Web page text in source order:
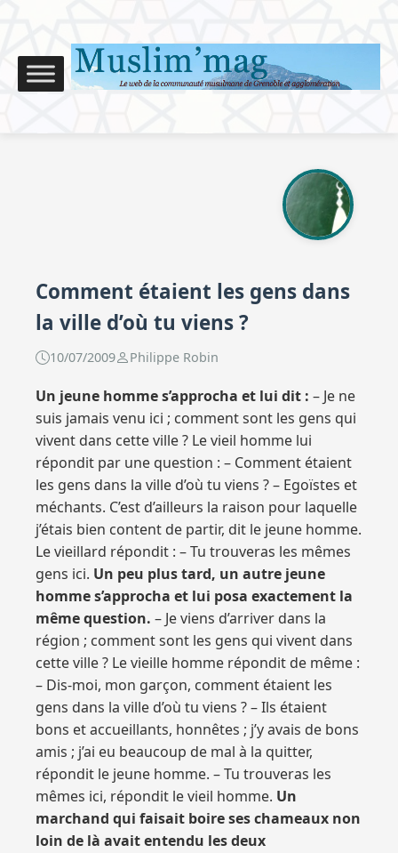
Comment étaient les gens dans
la ville d’où tu viens ?
10/07/2009 Philippe Robin
Un jeune homme s’approcha et lui dit : – Je ne
suis jamais venu ici ; comment sont les gens qui
vivent dans cette ville ? Le vieil homme lui
répondit par une question : – Comment étaient
les gens dans la ville d’où tu viens ? – Egoïstes et
méchants. C’est d’ailleurs la raison pour laquelle
j’étais bien content de partir, dit le jeune homme.
Le vieillard répondit : – Tu trouveras les mêmes
gens ici. Un peu plus tard, un autre jeune
homme s’approcha et lui posa exactement la
même question. – Je viens d’arriver dans la
région ; comment sont les gens qui vivent dans
cette ville ? Le vieille homme répondit de même :
– Dis-moi, mon garçon, comment étaient les
gens dans la ville d’où tu viens ? – Ils étaient
bons et accueillants, honnêtes ; j’y avais de bons
amis ; j’ai eu beaucoup de mal à la quitter,
répondit le jeune homme. – Tu trouveras les
mêmes ici, répondit le vieil homme. Un
marchand qui faisait boire ses chameaux non
loin de là avait entendu les deux